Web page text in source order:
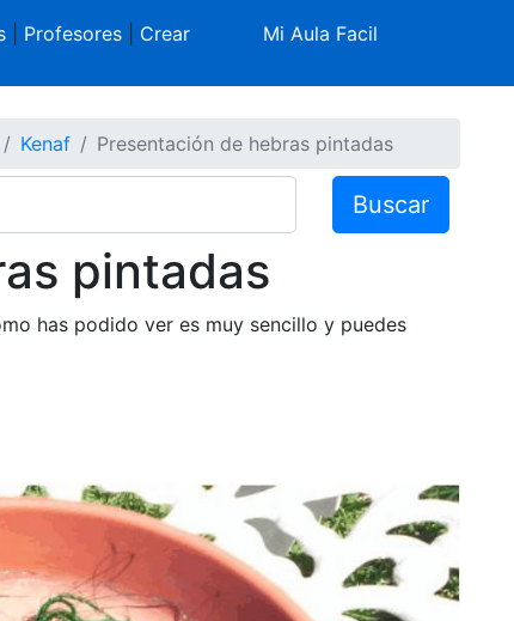
| Profesores| Crear
Mi Aula Facil
Kenaf Presentación de hebras pintadas
Buscar
pintadas
has podido ver es muy sencillo y puedes